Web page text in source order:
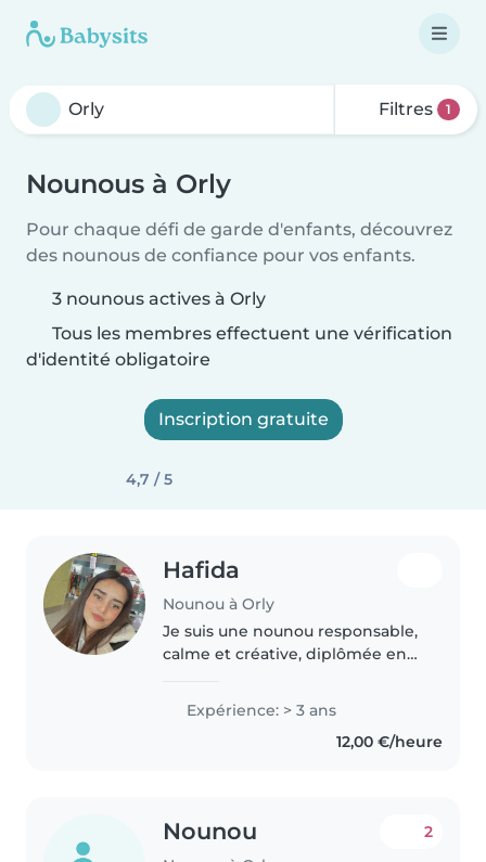
Filtres 1
Nounous à Orly
Pour chaque défi de garde d'enfants, découvrez
des nounous de confiance pour vos enfants.
3 nounous actives à Orly
Tous les membres effectuent une vérification
d'identité obligatoire
Inscription gratuite
4,7 / 5
Hafida
Nounou à Orly
Je suis une nounou responsable,
calme et créative, diplômée en
Je suis à l'aise avec les enfants en
bas âge et les enfants d'âge
préscolaire, y compris..
Expérience: > 3 ans
12,00 €/heure
Nounou 2